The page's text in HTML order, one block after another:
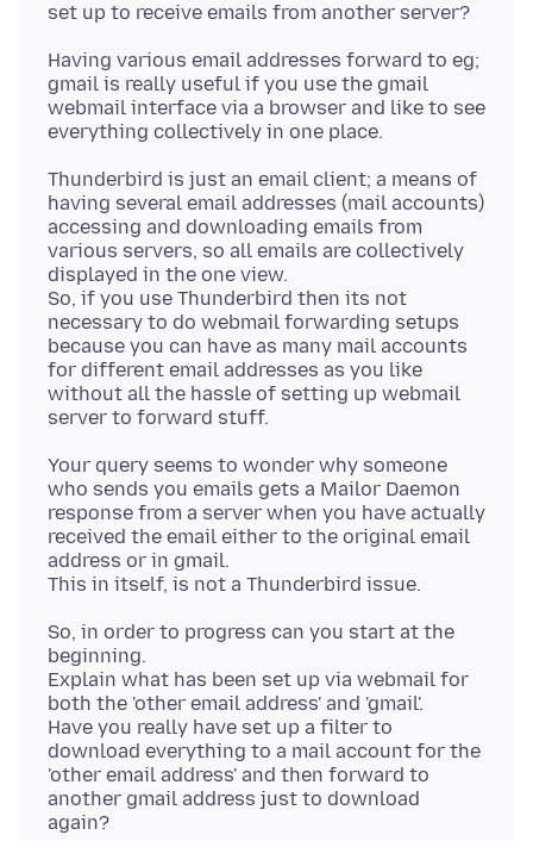
Having various email addresses forward to eg;
gmail is really useful if you use the gmail
webmail interface via a browser and like to see
Thunderbird is just an email client; a means of
having several email addresses (mail accounts)
accessing and downloading emails from
various servers, so all emails are collectively
displayed in the one view.
So, if you use Thunderbird then its not
necessary to do webmail forwarding setups
because you can have as many mail accounts
for different email addresses as you like
without all the hassle of setting up webmail
Your query seems to wonder why someone
who sends you emails gets a Mailor Daemon
response from a server when you have actually
received the email either to the original email
address or in gmail.
So, in order to progress can you start at the
beginning.
Explain what has been set up via webmail for
both the 'other email address' and 'gmail'.
Have you really have set up a filter to
download everything to a mail account for the
'other email address' and then forward to
another gmail address just to download